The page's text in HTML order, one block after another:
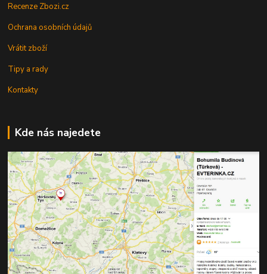
Recenze Zbozi.cz
Ochrana osobních údajů
Vrátit zboží
Tipy a rady
Kontakty
Kde nás najedete